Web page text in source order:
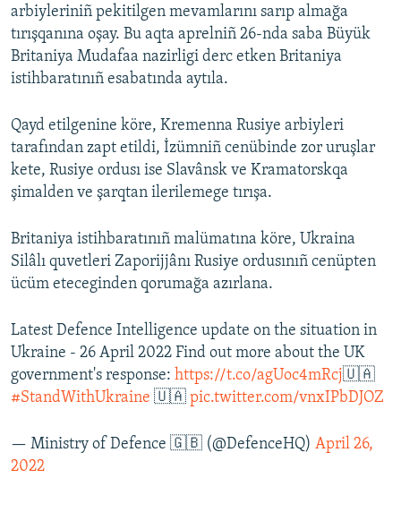
RFE/RS bütün saytları
arbiyleriniñ pekitilgen mevamlarını sarıp almağa
tırışqanına oşay. Bu aqta aprelniñ 26-nda saba Büyük
Britaniya Mudafaa nazirligi derc etken Britaniya
istihbaratınıñ esabatında aytıla.
Qayd etilgenine köre, Kremenna Rusiye arbiyleri
tarafından zapt etildi, İzümniñ cenübinde zor uruşlar
kete, Rusiye ordusı ise Slavânsk ve Kramatorskqa
şimalden ve şarqtan ilerilemege tırışa.
Britaniya istihbaratınıñ malümatına köre, Ukraina
Silâlı quvetleri Zaporijjânı Rusiye ordusınıñ cenüpten
ücüm eteceginden qorumağa azırlana.
Latest Defence Intelligence update on the situation in
Ukraine - 26 April 2022 Find out more about the UK
government's response: https://t.co/agUoc4mRcj🇺🇦
#StandWithUkraine 🇺🇦 pic.twitter.com/vnxIPbDJOZ
— Ministry of Defence 🇬🇧 (@DefenceHQ) April 26,
2022